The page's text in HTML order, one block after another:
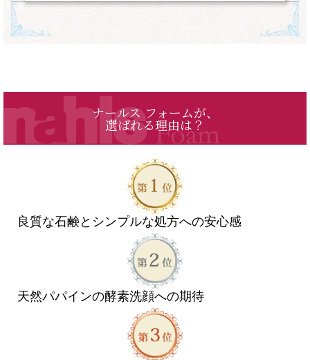
ナールス フォームが、
選ばれる理由は？
良質な石鹸とシンプルな処方への安心感
天然パパインの酵素洗顔への期待